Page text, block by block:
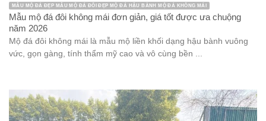
MẪU MỘ ĐÁ ĐẸP MẪU MỘ ĐÁ ĐÔI ĐẸP MỘ ĐÁ HẬU BÀNH MỘ ĐÁ KHÔNG MÁI
Mẫu mộ đá đôi không mái đơn giản, giá tốt được ưa chuộng
năm 2026
Mộ đá đôi không mái là mẫu mộ liền khối dạng hậu bành vuông
vức, gọn gàng, tính thẩm mỹ cao và vô cùng bền ...